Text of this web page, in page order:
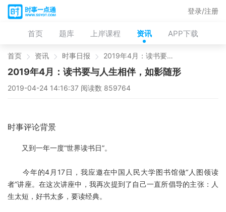
首页 题库 上岸课程 资讯 APP下载
登录/注册
首页 资讯 时事日报 2019年4月：读书要与人生相伴，如影随形
2019年4月：读书要与人生相伴，如影随形
2019-04-24 14:16:37 阅读数 859764
时事评论背景
又到一年一度“世界读书日”。
今年的4月17日，我应邀在中国人民大学图书馆做“人图领读
者”讲座。在这次讲座中，我再次提到了自己一直所倡导的主张：人
生太短，好书太多，要读经典。